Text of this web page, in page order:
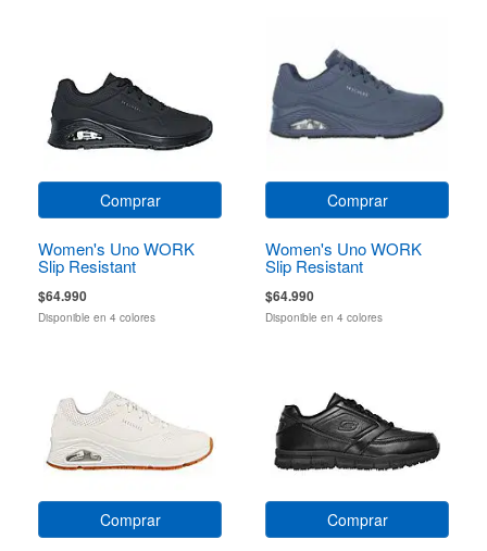
Comprar
Women's Uno WORK
Slip Resistant
$64.990
Disponible en 4 colores
Comprar
Women's Uno WORK
Slip Resistant
$64.990
Disponible en 4 colores
Comprar Comprar